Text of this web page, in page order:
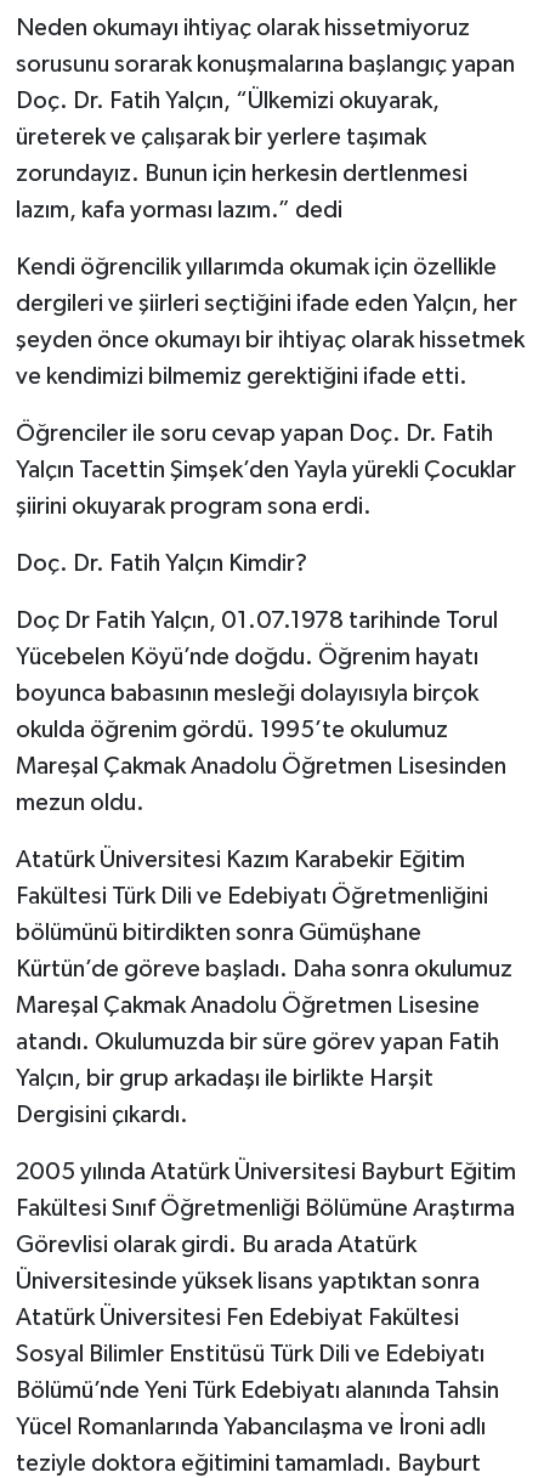
Neden okumayı ihtiyaç olarak hissetmiyoruz
sorusunu sorarak konuşmalarına başlangıç yapan
Doç. Dr. Fatih Yalçın, “Ülkemizi okuyarak,
üreterek ve çalışarak bir yerlere taşımak
zorundayız. Bunun için herkesin dertlenmesi
lazım, kafa yorması lazım.” dedi
Kendi öğrencilik yıllarımda okumak için özellikle
dergileri ve şiirleri seçtiğini ifade eden Yalçın, her
şeyden önce okumayı bir ihtiyaç olarak hissetmek
ve kendimizi bilmemiz gerektiğini ifade etti.
Öğrenciler ile soru cevap yapan Doç. Dr. Fatih
Yalçın Tacettin Şimşek’den Yayla yürekli Çocuklar
şiirini okuyarak program sona erdi.
Doç. Dr. Fatih Yalçın Kimdir?
Doç Dr Fatih Yalçın, 01.07.1978 tarihinde Torul
Yücebelen Köyü’nde doğdu. Öğrenim hayatı
boyunca babasının mesleği dolayısıyla birçok
okulda öğrenim gördü. 1995’te okulumuz
Mareşal Çakmak Anadolu Öğretmen Lisesinden
mezun oldu.
Atatürk Üniversitesi Kazım Karabekir Eğitim
Fakültesi Türk Dili ve Edebiyatı Öğretmenliğini
bölümünü bitirdikten sonra Gümüşhane
Kürtün’de göreve başladı. Daha sonra okulumuz
Mareşal Çakmak Anadolu Öğretmen Lisesine
atandı. Okulumuzda bir süre görev yapan Fatih
Yalçın, bir grup arkadaşı ile birlikte Harşit
Dergisini çıkardı.
2005 yılında Atatürk Üniversitesi Bayburt Eğitim
Fakültesi Sınıf Öğretmenliği Bölümüne Araştırma
Görevlisi olarak girdi. Bu arada Atatürk
Üniversitesinde yüksek lisans yaptıktan sonra
Atatürk Üniversitesi Fen Edebiyat Fakültesi
Sosyal Bilimler Enstitüsü Türk Dili ve Edebiyatı
Bölümü’nde Yeni Türk Edebiyatı alanında Tahsin
Yücel Romanlarında Yabancılaşma ve İroni adlı
teziyle doktora eğitimini tamamladı. Bayburt